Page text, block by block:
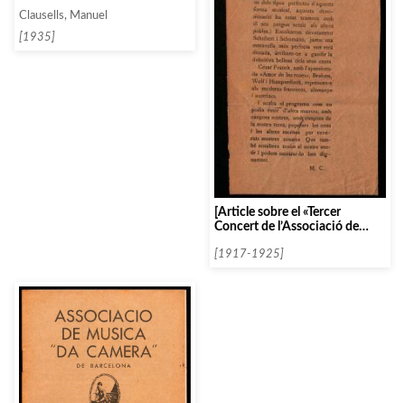
Clausells, Manuel
[1935]
[Article sobre el «Tercer
Concert de l’Associació de
[1917-1925]